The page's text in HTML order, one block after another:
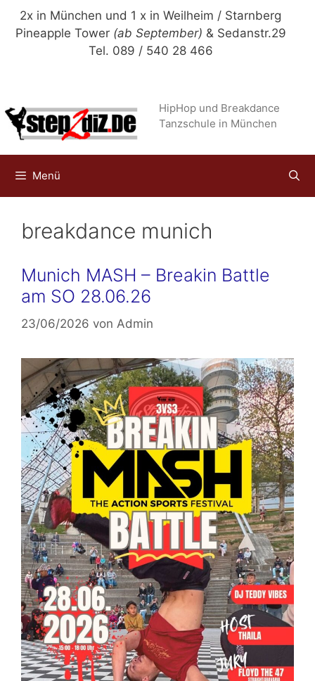
Zum
Inhalt
2x in München und 1 x in Weilheim / Starnberg
Pineapple Tower (ab September) & Sedanstr.29
Tel. 089 / 540 28 466
HipHop und Breakdance
Tanzschule in München
Menü
breakdance munich
Munich MASH – Breakin Battle
am SO 28.06.26
23/06/2026 von Admin